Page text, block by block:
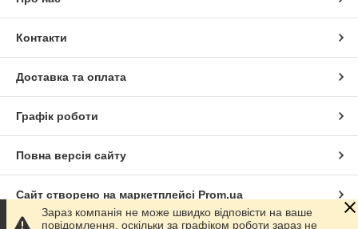
Контакти
Доставка та оплата
Графік роботи
Повна версія сайту
Сайт створено на маркетплейсі Prom.ua
Зараз компанія не може швидко відповісти на ваше
повідомлення, оскільки за графіком роботи зараз не